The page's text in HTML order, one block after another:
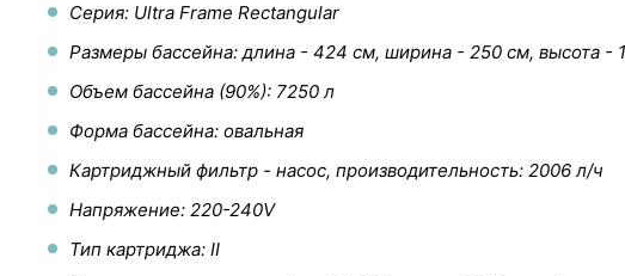
Серия: Ultra Frame Rectangular
Размеры бассейна: длина - 424 см, ширина - 250 см, высота -
Объем бассейна (90%): 7250 л
Форма бассейна: овальная
Картриджный фильтр - насос, производительность: 2006 л/ч
Напряжение: 220-240V
Тип картриджа: II